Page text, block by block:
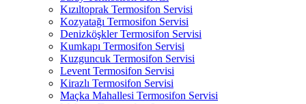
Kızıltoprak Termosifon Servisi
Kozyatağı Termosifon Servisi
Denizköşkler Termosifon Servisi
Kumkapı Termosifon Servisi
Kuzguncuk Termosifon Servisi
Levent Termosifon Servisi
Kirazlı Termosifon Servisi
Maçka Mahallesi Termosifon Servisi